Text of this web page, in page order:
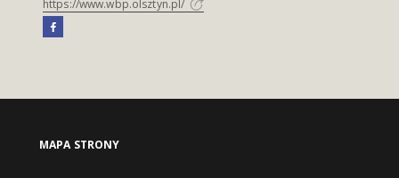
https://www.wbp.olsztyn.pl/
MAPA STRONY